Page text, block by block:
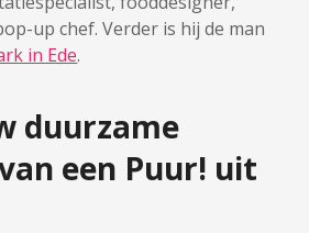
up chef. Verder is hij de man
in Ede.
duurzame
een Puur! uit